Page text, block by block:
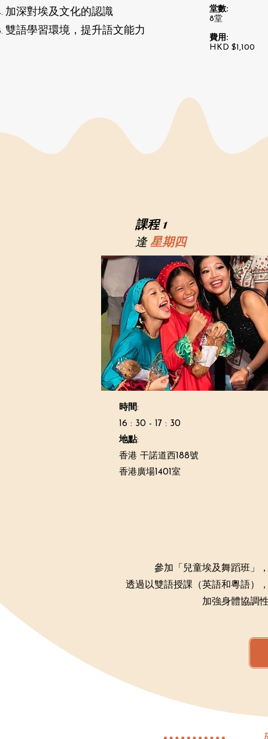
加深對埃及文化的認識
雙語學習環境，提升語文能力
堂數:
8堂
費用:
HKD $1,100
課程1
逢星期四
時間:
16 : 30 - 17 : 30
地點:
香港 干諾道西188號
香港廣場1401室
參加「兒童埃及舞蹈班」
透過以雙語授課（英語和粵語）
加強身體協調